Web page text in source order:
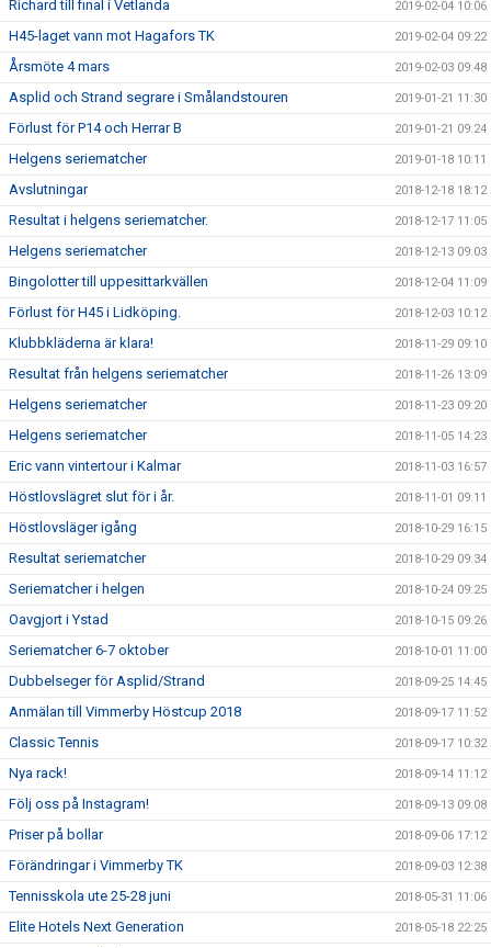
Richard till final i Vetlanda 2019-02-04 10:06
H45-laget vann mot Hagafors TK 2019-02-04 09:22
Årsmöte 4 mars 2019-02-03 09:48
Asplid och Strand segrare i Smålandstouren 2019-01-21 11:30
Förlust för P14 och Herrar B 2019-01-21 09:24
Helgens seriematcher 2019-01-18 10:11
Avslutningar 2018-12-18 18:12
Resultat i helgens seriematcher. 2018-12-17 11:05
Helgens seriematcher 2018-12-13 09:03
Bingolotter till uppesittarkvällen 2018-12-04 11:09
Förlust för H45 i Lidköping. 2018-12-03 10:12
Klubbkläderna är klara! 2018-11-29 09:10
Resultat från helgens seriematcher 2018-11-26 13:09
Helgens seriematcher 2018-11-23 09:20
Helgens seriematcher 2018-11-05 14:23
Eric vann vintertour i Kalmar 2018-11-03 16:57
Höstlovslägret slut för i år. 2018-11-01 09:11
Höstlovsläger igång 2018-10-29 16:15
Resultat seriematcher 2018-10-29 09:34
Seriematcher i helgen 2018-10-24 09:25
Oavgjort i Ystad 2018-10-15 09:26
Seriematcher 6-7 oktober 2018-10-01 11:00
Dubbelseger för Asplid/Strand 2018-09-25 14:45
Anmälan till Vimmerby Höstcup 2018 2018-09-17 11:52
Classic Tennis 2018-09-17 10:32
Nya rack! 2018-09-14 11:12
Följ oss på Instagram! 2018-09-13 09:08
Priser på bollar 2018-09-06 17:12
Förändringar i Vimmerby TK 2018-09-03 12:38
Tennisskola ute 25-28 juni 2018-05-31 11:06
Elite Hotels Next Generation 2018-05-18 22:25